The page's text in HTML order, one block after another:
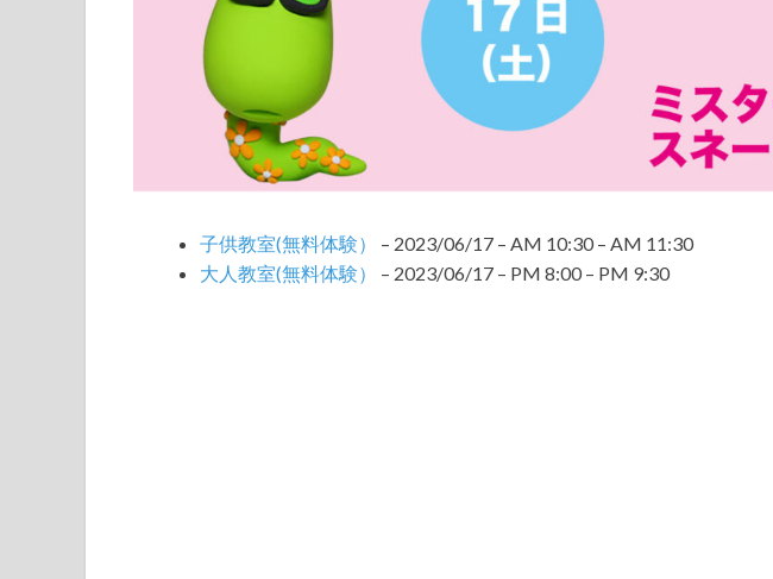
子供教室(無料体験）
– 2023/06/17 – AM 10:30 – AM 11:30
大人教室(無料体験）
– 2023/06/17 – PM 8:00 – PM 9:30